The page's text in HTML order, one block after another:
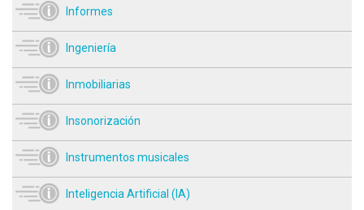
Informes
Ingeniería
Inmobiliarias
Insonorización
Instrumentos musicales
Inteligencia Artificial (IA)